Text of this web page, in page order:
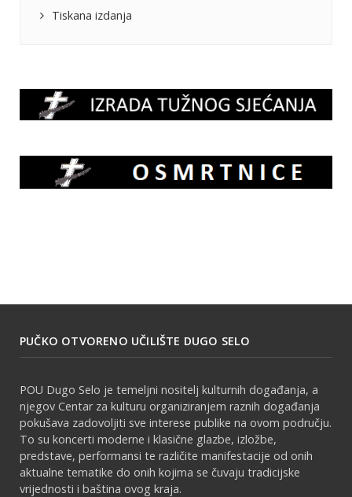
Tiskana izdanja
PUČKO OTVORENO UČILIŠTE DUGO SELO
POU Dugo Selo je temeljni nositelj kulturnih događanja, a
njegov Centar za kulturu organiziranjem raznih događanja
pokušava zadovoljiti sve interese publike na ovom području.
To su koncerti moderne i klasične glazbe, izložbe,
predstave, performansi te različite manifestacije od onih
aktualne tematike do onih kojima se čuvaju tradicijske
vrijednosti i baština ovog kraja.